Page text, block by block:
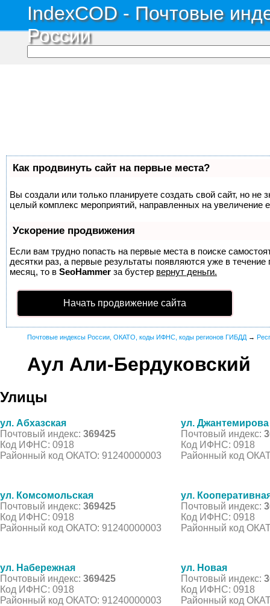
IndexCOD - Почтовые
России
Как продвинуть сайт на первые места?
Вы создали или только планируете создать свой сайт, но не
целый комплекс мероприятий, направленных на увеличение
Ускорение продвижения
Если вам трудно попасть на первые места в поиске
десятки раз, а первые результаты появляются уже в
месяц, то в SeoHammer за бустер вернут деньги.
Начать продвижение сайта
Почтовые индексы России, ОКАТО, коды ИФНС, коды регионов ГИБДД →
Аул Али-Бердуковский
Улицы
ул. Абхазская
Почтовый индекс: 369425
Код ИФНС: 0918
Районный код ОКАТО: 91240000003
ул. Джантемирова
Почтовый индекс:
Код ИФНС: 0918
Районный код
ул. Комсомольская
Почтовый индекс: 369425
Код ИФНС: 0918
Районный код ОКАТО: 91240000003
ул.
Почтовый индекс:
Код ИФНС: 0918
Районный код
ул. Набережная
Почтовый индекс: 369425
Код ИФНС: 0918
Районный код ОКАТО: 91240000003
ул. Новая
Почтовый индекс:
Код ИФНС: 0918
Районный код